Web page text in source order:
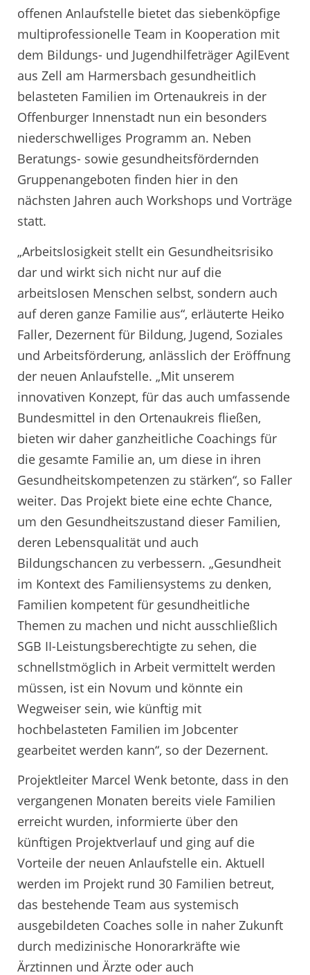
offenen Anlaufstelle bietet das siebenköpfige
multiprofessionelle Team in Kooperation mit
dem Bildungs- und Jugendhilfeträger AgilEvent
aus Zell am Harmersbach gesundheitlich
belasteten Familien im Ortenaukreis in der
Offenburger Innenstadt nun ein besonders
niederschwelliges Programm an. Neben
Beratungs- sowie gesundheitsfördernden
Gruppenangeboten finden hier in den
nächsten Jahren auch Workshops und Vorträge
statt.
„Arbeitslosigkeit stellt ein Gesundheitsrisiko
dar und wirkt sich nicht nur auf die
arbeitslosen Menschen selbst, sondern auch
auf deren ganze Familie aus“, erläuterte Heiko
Faller, Dezernent für Bildung, Jugend, Soziales
und Arbeitsförderung, anlässlich der Eröffnung
der neuen Anlaufstelle. „Mit unserem
innovativen Konzept, für das auch umfassende
Bundesmittel in den Ortenaukreis fließen,
bieten wir daher ganzheitliche Coachings für
die gesamte Familie an, um diese in ihren
Gesundheitskompetenzen zu stärken“, so Faller
weiter. Das Projekt biete eine echte Chance,
um den Gesundheitszustand dieser Familien,
deren Lebensqualität und auch
Bildungschancen zu verbessern. „Gesundheit
im Kontext des Familiensystems zu denken,
Familien kompetent für gesundheitliche
Themen zu machen und nicht ausschließlich
SGB II-Leistungsberechtigte zu sehen, die
schnellstmöglich in Arbeit vermittelt werden
müssen, ist ein Novum und könnte ein
Wegweiser sein, wie künftig mit
hochbelasteten Familien im Jobcenter
gearbeitet werden kann“, so der Dezernent.
Projektleiter Marcel Wenk betonte, dass in den
vergangenen Monaten bereits viele Familien
erreicht wurden, informierte über den
künftigen Projektverlauf und ging auf die
Vorteile der neuen Anlaufstelle ein. Aktuell
werden im Projekt rund 30 Familien betreut,
das bestehende Team aus systemisch
ausgebildeten Coaches solle in naher Zukunft
durch medizinische Honorarkräfte wie
Ärztinnen und Ärzte oder auch